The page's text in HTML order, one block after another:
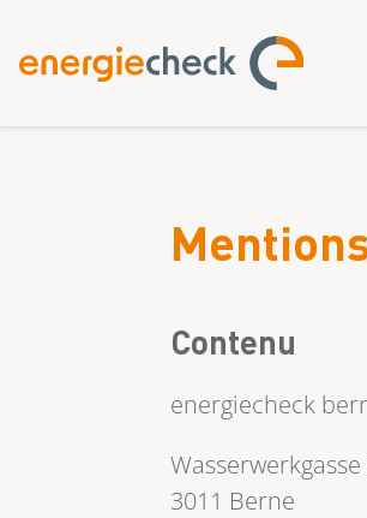
Contenu
energiecheck
Wasserwerkgasse
3011 Berne